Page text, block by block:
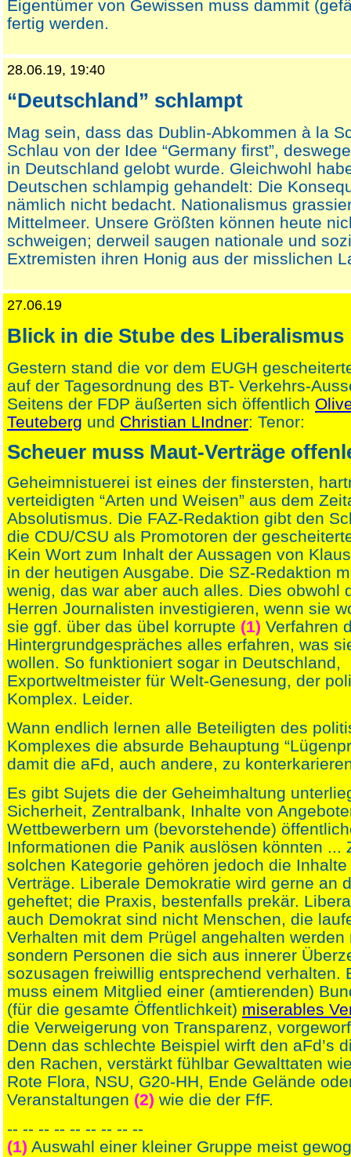
Eigentümer von Gewissen muss dammit
fertig werden.
28.06.19, 19:40
“Deutschland” schlampt
Mag sein, dass das Dublin-Abkommen à la
Schlau von der Idee “Germany first”,
in Deutschland gelobt wurde. Gleichwohl
Deutschen schlampig gehandelt: Die
nämlich nicht bedacht. Nationalismus
Mittelmeer. Unsere Größten können heute
schweigen; derweil saugen nationale und
Extremisten ihren Honig aus der misslichen
27.06.19
Blick in die Stube des Liberalismus
Gestern stand die vor dem EUGH
auf der Tagesordnung des BT- Verkehrs-
Seitens der FDP äußerten sich öffentlich
Teuteberg und Christian LIndner: Tenor:
Scheuer muss Maut-Verträge
Geheimnistuerei ist eines der finstersten,
verteidigten “Arten und Weisen” aus dem
Absolutismus. Die FAZ-Redaktion gibt den
die CDU/CSU als Promotoren der
Kein Wort zum Inhalt der Aussagen von
in der heutigen Ausgabe. Die SZ-Redaktion
wenig, das war aber auch alles. Dies obwohl
Herren Journalisten investigieren, wenn sie
sie ggf. über das übel korrupte (1) Verfahren
Hintergrundgespräches alles erfahren, was
wollen. So funktioniert sogar in Deutschland,
Exportweltmeister für Welt-Genesung, der
Komplex. Leider.
Wann endlich lernen alle Beteiligten des
Komplexes die absurde Behauptung
damit die aFd, auch andere, zu
Es gibt Sujets die der Geheimhaltung
Sicherheit, Zentralbank, Inhalte von
Wettbewerbern um (bevorstehende)
Informationen die Panik auslösen könnten ...
solchen Kategorie gehören jedoch die
Verträge. Liberale Demokratie wird gerne an
geheftet; die Praxis, bestenfalls prekär.
auch Demokrat sind nicht Menschen, die
Verhalten mit dem Prügel angehalten werden
sondern Personen die sich aus innerer
sozusagen freiwillig entsprechend verhalten.
muss einem Mitglied einer (amtierenden)
(für die gesamte Öffentlichkeit) miserables
die Verweigerung von Transparenz,
Denn das schlechte Beispiel wirft den aFd’s
den Rachen, verstärkt fühlbar Gewalttaten
Rote Flora, NSU, G20-HH, Ende Gelände
Veranstaltungen (2) wie die der FfF.
-- -- -- -- -- -- -- -- --
(1) Auswahl einer kleiner Gruppe meist